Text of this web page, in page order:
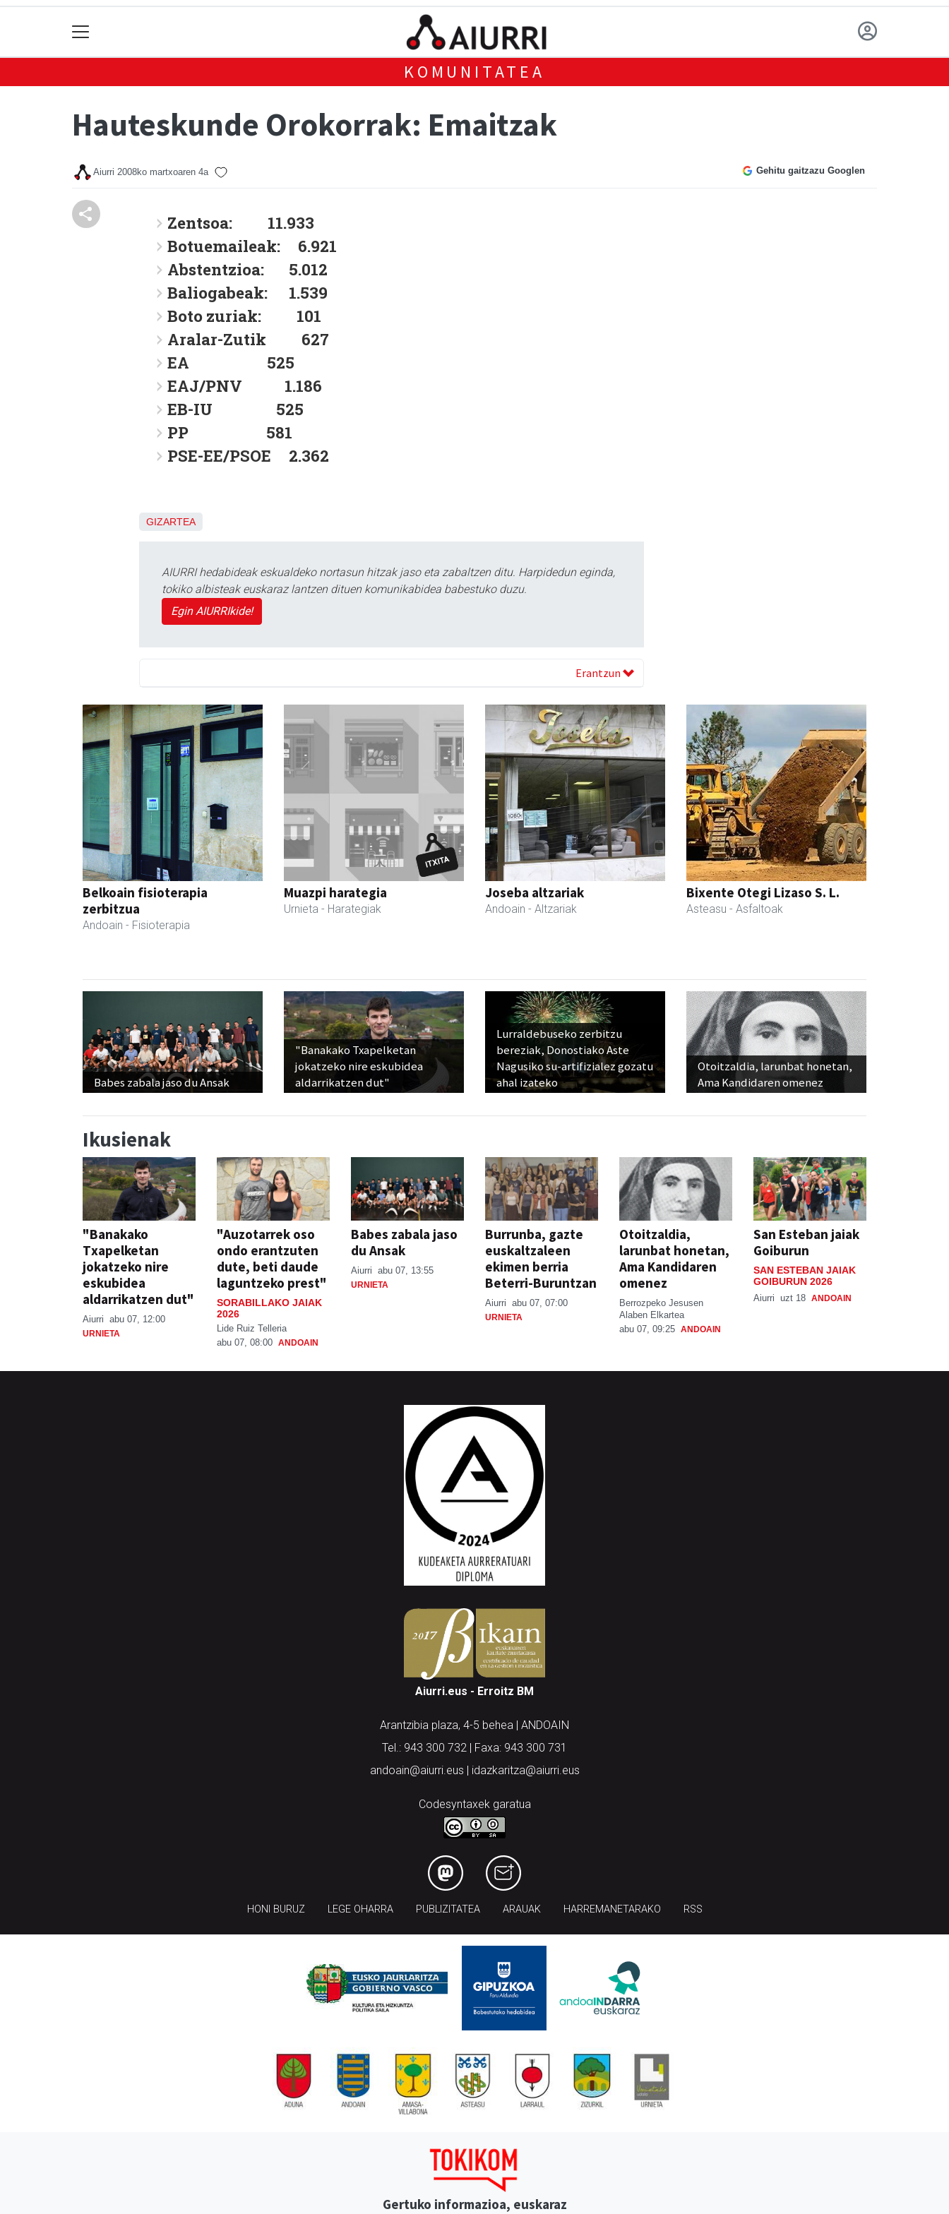
KOMUNITATEA
Hauteskunde Orokorrak: Emaitzak
Aiurri 2008ko martxoaren 4a Gehitu gaitzazu Googlen
Zentsoa: 11.933
Botuemaileak: 6.921
Abstentzioa: 5.012
Baliogabeak: 1.539
Boto zuriak: 101
Aralar-Zutik 627
EA 525
EAJ/PNV 1.186
EB-IU 525
PP 581
PSE-EE/PSOE 2.362
GIZARTEA
AIURRI hedabideak eskualdeko nortasun hitzak jaso eta zabaltzen ditu. Harpidedun eginda,
tokiko albisteak euskaraz lantzen dituen komunikabidea babestuko duzu.
Egin AIURRIkide!
Erantzun
Belkoain fisioterapia
zerbitzua
Andoain - Fisioterapia
Muazpi harategia
Urnieta - Harategiak
Joseba altzariak
Andoain - Altzariak
Bixente Otegi Lizaso S. L.
Asteasu - Asfaltoak
Babes zabala jaso du Ansak
"Banakako Txapelketan
jokatzeko nire eskubidea
aldarrikatzen dut"
Lurraldebuseko zerbitzu
bereziak, Donostiako Aste
Nagusiko su-artifizialez gozatu
ahal izateko
Otoitzaldia, larunbat honetan,
Ama Kandidaren omenez
Ikusienak
"Banakako
Txapelketan
jokatzeko nire
eskubidea
aldarrikatzen dut"
Aiurri abu 07, 12:00
URNIETA
"Auzotarrek oso
ondo erantzuten
dute, beti daude
laguntzeko prest"
SORABILLAKO JAIAK
2026
Lide Ruiz Telleria
abu 07, 08:00 ANDOAIN
Babes zabala jaso
du Ansak
Aiurri abu 07, 13:55
URNIETA
Burrunba, gazte
euskaltzaleen
ekimen berria
Beterri-Buruntzan
Aiurri abu 07, 07:00
URNIETA
Otoitzaldia,
larunbat honetan,
Ama Kandidaren
omenez
Berrozpeko Jesusen
Alaben Elkartea
abu 07, 09:25 ANDOAIN
San Esteban jaiak
Goiburun
SAN ESTEBAN JAIAK
GOIBURUN 2026
Aiurri uzt 18 ANDOAIN
Aiurri.eus - Erroitz BM
Arantzibia plaza, 4-5 behea | ANDOAIN
Tel.: 943 300 732 | Faxa: 943 300 731
andoain@aiurri.eus | idazkaritza@aiurri.eus
Codesyntaxek garatua
HONI BURUZ LEGE OHARRA PUBLIZITATEA ARAUAK HARREMANETARAKO RSS
Gertuko informazioa, euskaraz